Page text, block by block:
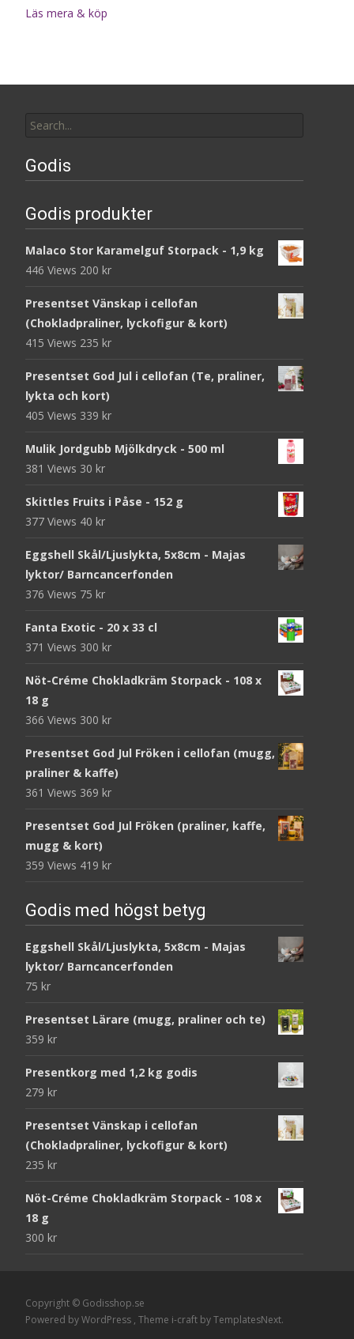
Läs mera & köp
for:
Godis
Godis produkter
Malaco Stor Karamelguf Storpack - 1,9 kg
446 Views 200 kr
Presentset Vänskap i cellofan
(Chokladpraliner, lyckofigur & kort)
415 Views 235 kr
Presentset God Jul i cellofan (Te, praliner,
lykta och kort)
405 Views 339 kr
Mulik Jordgubb Mjölkdryck - 500 ml
381 Views 30 kr
Skittles Fruits i Påse - 152 g
377 Views 40 kr
Eggshell Skål/Ljuslykta, 5x8cm - Majas
lyktor/ Barncancerfonden
376 Views 75 kr
Fanta Exotic - 20 x 33 cl
371 Views 300 kr
Nöt-Créme Chokladkräm Storpack - 108 x
18 g
366 Views 300 kr
Presentset God Jul Fröken i cellofan (mugg,
praliner & kaffe)
361 Views 369 kr
Presentset God Jul Fröken (praliner, kaffe,
mugg & kort)
359 Views 419 kr
Godis med högst betyg
Eggshell Skål/Ljuslykta, 5x8cm - Majas
lyktor/ Barncancerfonden
75 kr
Presentset Lärare (mugg, praliner och te)
359 kr
Presentkorg med 1,2 kg godis
279 kr
Presentset Vänskap i cellofan
(Chokladpraliner, lyckofigur & kort)
235 kr
Nöt-Créme Chokladkräm Storpack - 108 x
18 g
300 kr
Copyright © Godisshop.se
Powered by WordPress , Theme i-craft by TemplatesNext.